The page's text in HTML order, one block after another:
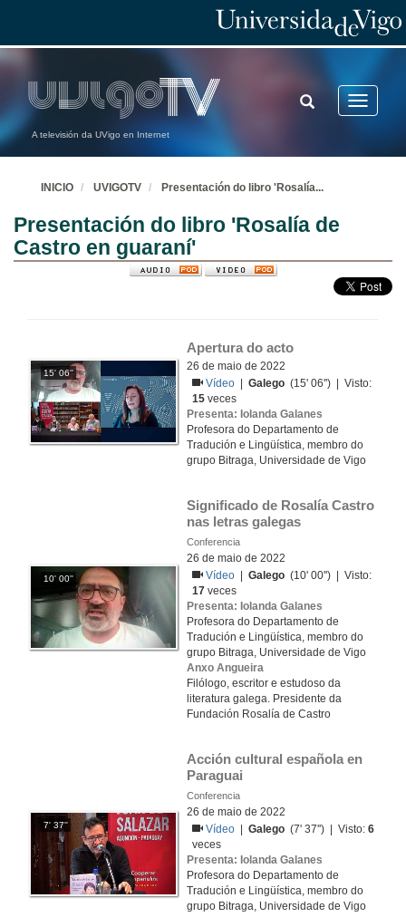
A televisión da UVigo en Internet
Toggle
TOGGLE
SEARCH
INICIO UVIGOTV Presentación do libro 'Rosalía...
Presentación do libro 'Rosalía de
Castro en guaraní'
15' 06''
Apertura do acto
26 de maio de 2022
Vídeo
|Galego (15' 06'') | Visto:
15 veces
Presenta: Iolanda Galanes
Profesora do Departamento de
Tradución e Lingüística, membro do
grupo Bitraga, Universidade de Vigo
10' 00''
Significado de Rosalía Castro
nas letras galegas
Conferencia
26 de maio de 2022
Vídeo
|Galego (10' 00'') | Visto:
17 veces
Presenta: Iolanda Galanes
Profesora do Departamento de
Tradución e Lingüística, membro do
grupo Bitraga, Universidade de Vigo
Anxo Angueira
Filólogo, escritor e estudoso da
literatura galega. Presidente da
Fundación Rosalía de Castro
7' 37''
Acción cultural española en
Paraguai
Conferencia
26 de maio de 2022
Vídeo
|Galego (7' 37'') | Visto:6
veces
Presenta: Iolanda Galanes
Profesora do Departamento de
Tradución e Lingüística, membro do
grupo Bitraga, Universidade de Vigo